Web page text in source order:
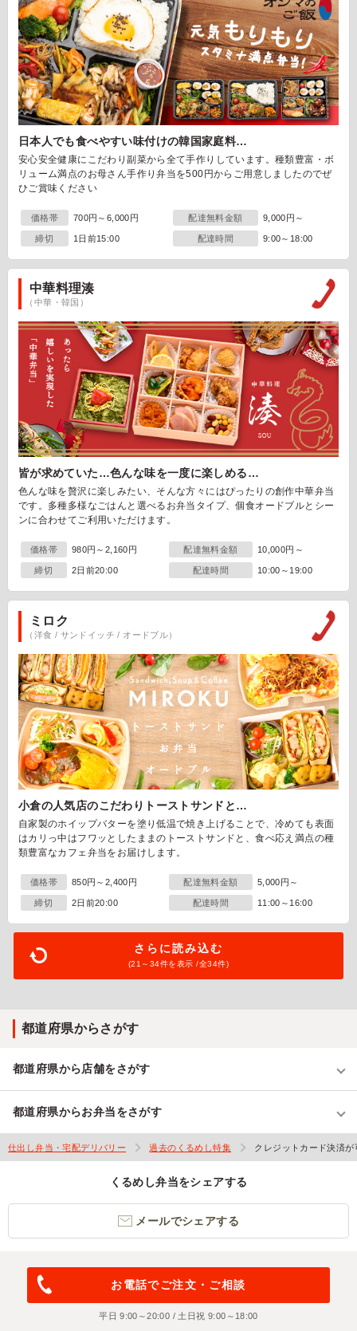
日本人でも食べやすい味付けの韓国家庭料…
安心安全健康にこだわり副菜から全て手作りしています。種類豊富・ボ
リューム満点のお母さん手作り弁当を500円からご用意しましたのでぜ
ひご賞味ください
価格帯 700円～6,000円 配達無料金額 9,000円～
締切 1日前15:00 配達時間 9:00～18:00
中華料理湊
（中華・韓国）
皆が求めていた…色んな味を一度に楽しめる…
色んな味を贅沢に楽しみたい、そんな方々にはぴったりの創作中華弁当
です。多種多様なごはんと選べるお弁当タイプ、個食オードブルとシー
ンに合わせてご利用いただけます。
価格帯 980円～2,160円 配達無料金額 10,000円～
締切 2日前20:00 配達時間 10:00～19:00
ミロク
（洋食 / サンドイッチ / オードブル）
小倉の人気店のこだわりトーストサンドと…
自家製のホイップバターを塗り低温で焼き上げることで、冷めても表面
はカリっ中はフワッとしたままのトーストサンドと、食べ応え満点の種
類豊富なカフェ弁当をお届けします。
価格帯 850円～2,400円 配達無料金額 5,000円～
締切 2日前20:00 配達時間 11:00～16:00
さらに読み込む
(21～ 34件を表示 /全34件)
都道府県からさがす
都道府県から店舗をさがす
都道府県からお弁当をさがす
仕出し弁当・宅配デリバリー 過去のくるめし特集 クレジットカード決済
くるめし弁当をシェアする
メールでシェアする
お電話でご注文・ご相談
平日 9:00～20:00 / 土日祝 9:00～18:00